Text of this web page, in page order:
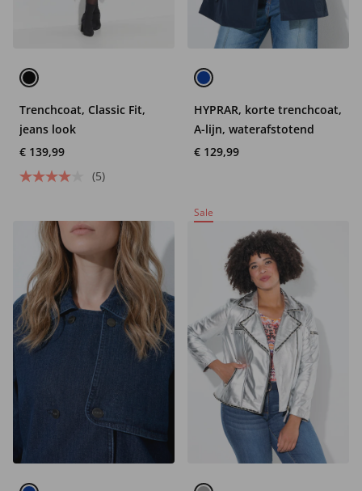
Trenchcoat, Classic Fit,
jeans look
€ 139,99
(5)
HYPRAR, korte trenchcoat,
A-lijn, waterafstotend
€ 129,99
Sale